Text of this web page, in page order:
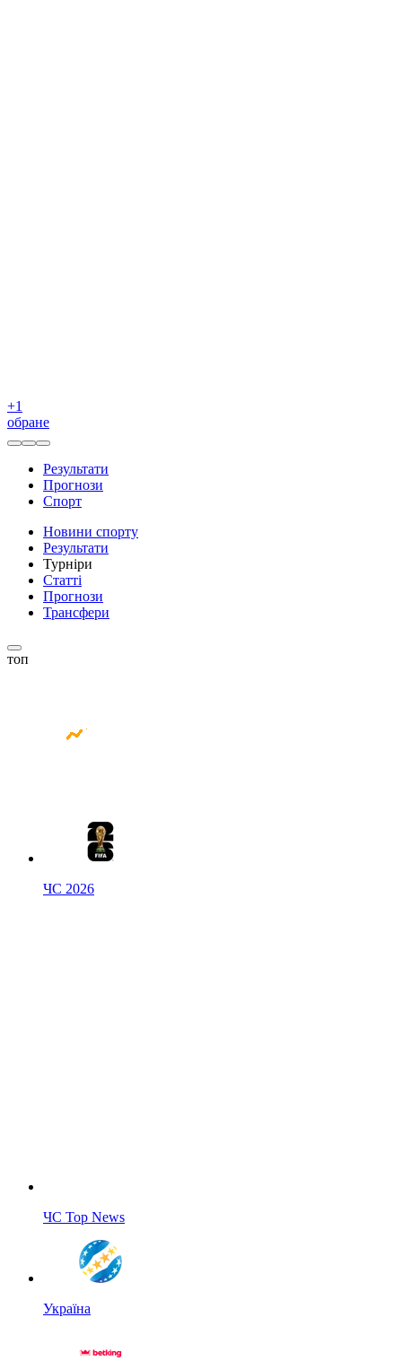
+1
обране
Результати
Прогнози
Спорт
Новини спорту
Результати
Турніри
Статті
Прогнози
Трансфери
топ
ЧС 2026
ЧС Top News
Україна